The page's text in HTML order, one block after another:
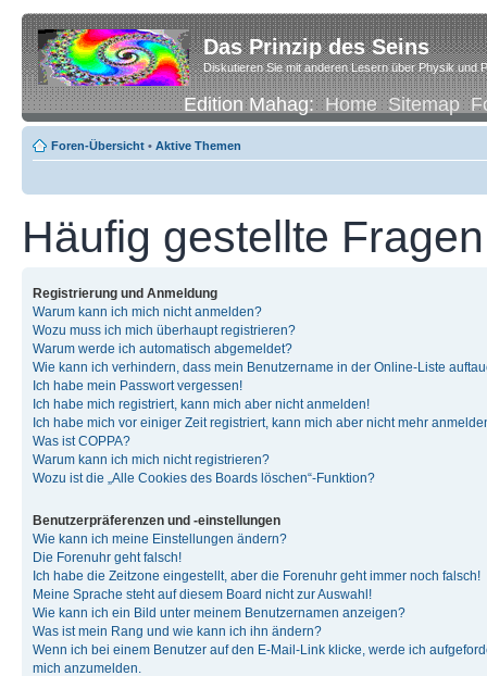
Das Prinzip des Seins
Diskutieren Sie mit anderen Lesern über Physik und
Edition Mahag:Home Sitemap
Foren-Übersicht • Aktive Themen
Häufig gestellte Fragen
Registrierung und Anmeldung
Warum kann ich mich nicht anmelden?
Wozu muss ich mich überhaupt registrieren?
Warum werde ich automatisch abgemeldet?
Wie kann ich verhindern, dass mein Benutzername in der Online-Liste
Ich habe mein Passwort vergessen!
Ich habe mich registriert, kann mich aber nicht anmelden!
Ich habe mich vor einiger Zeit registriert, kann mich aber nicht mehr
Was ist COPPA?
Warum kann ich mich nicht registrieren?
Wozu ist die „Alle Cookies des Boards löschen“-Funktion?
Benutzerpräferenzen und -einstellungen
Wie kann ich meine Einstellungen ändern?
Die Forenuhr geht falsch!
Ich habe die Zeitzone eingestellt, aber die Forenuhr geht immer noch falsch!
Meine Sprache steht auf diesem Board nicht zur Auswahl!
Wie kann ich ein Bild unter meinem Benutzernamen anzeigen?
Was ist mein Rang und wie kann ich ihn ändern?
Wenn ich bei einem Benutzer auf den E-Mail-Link klicke, werde ich
mich anzumelden.